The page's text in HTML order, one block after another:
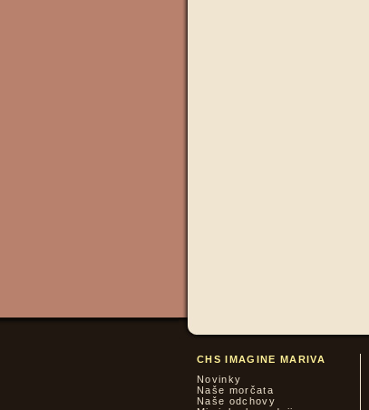
CHS IMAGINE MARIVA
Novinky
Naše morčata
Naše odchovy